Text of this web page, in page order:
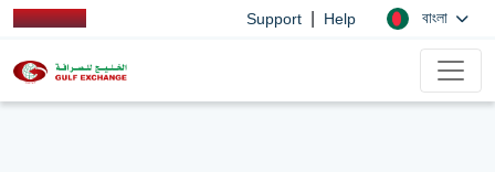
Support Help বাংলা